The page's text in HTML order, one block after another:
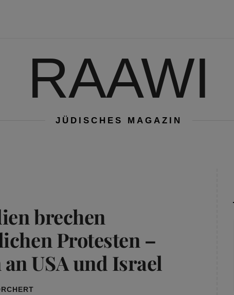
RAAWI
JÜDISCHES MAGAZIN
brechen
Protesten –
USA und Israel